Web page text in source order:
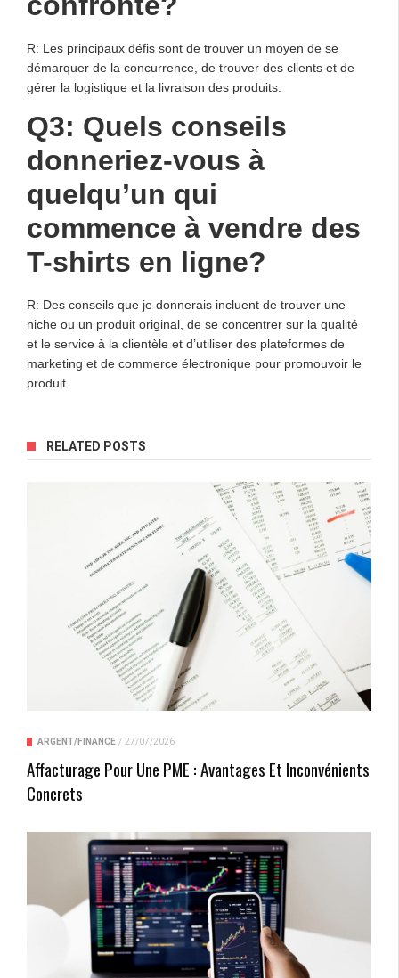
R: Les principaux défis sont de trouver un moyen de se
démarquer de la concurrence, de trouver des clients et de
gérer la logistique et la livraison des produits.
Q3: Quels conseils
donneriez-vous à
quelqu’un qui
commence à vendre des
T-shirts en ligne?
R: Des conseils que je donnerais incluent de trouver une
niche ou un produit original, de se concentrer sur la qualité
et le service à la clientèle et d’utiliser des plateformes de
marketing et de commerce électronique pour promouvoir le
produit.
RELATED POSTS
ARGENT/FINANCE / 27/07/2026
Affacturage Pour Une PME : Avantages Et Inconvénients
Concrets